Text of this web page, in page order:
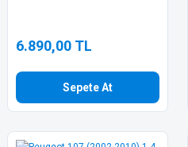
6.890,00 TL
Sepete At